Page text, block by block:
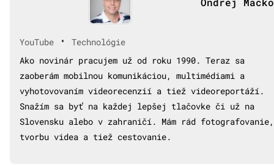
YouTube •
Technológie
Ako novinár pracujem už od roku 1990. Teraz sa
zaoberám mobilnou komunikáciou, multimédiami a
vyhotovovaním videorecenzií a tiež videoreportáží.
Snažím sa byť na každej lepšej tlačovke či už na
Slovensku alebo v zahraničí. Mám rád fotografovanie,
tvorbu videa a tiež cestovanie.